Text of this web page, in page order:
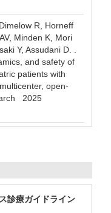
R, Horneff
Minden K, Mori
Y, Assudani D. .
and safety of
patients with
open-
2025
診療ガイドライン